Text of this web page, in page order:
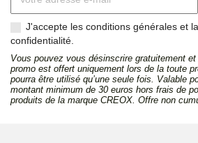
J'accepte les conditions générales et
confidentialité.
Vous pouvez vous désinscrire gratuitement
promo est offert uniquement lors de la toute
pourra être utilisé qu’une seule fois. Valable
montant minimum de 30 euros hors frais de
produits de la marque CREOX. Offre non